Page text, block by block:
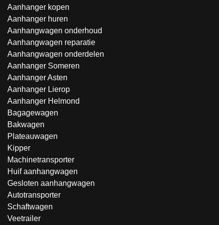
Aanhanger kopen
Aanhanger huren
Aanhangwagen onderhoud
Aanhangwagen reparatie
Aanhangwagen onderdelen
Aanhanger Someren
Aanhanger Asten
Aanhanger Lierop
Aanhanger Helmond
Bagagewagen
Bakwagen
Plateauwagen
Kipper
Machinetransporter
Huif aanhangwagen
Gesloten aanhangwagen
Autotransporter
Schaftwagen
Veetrailer